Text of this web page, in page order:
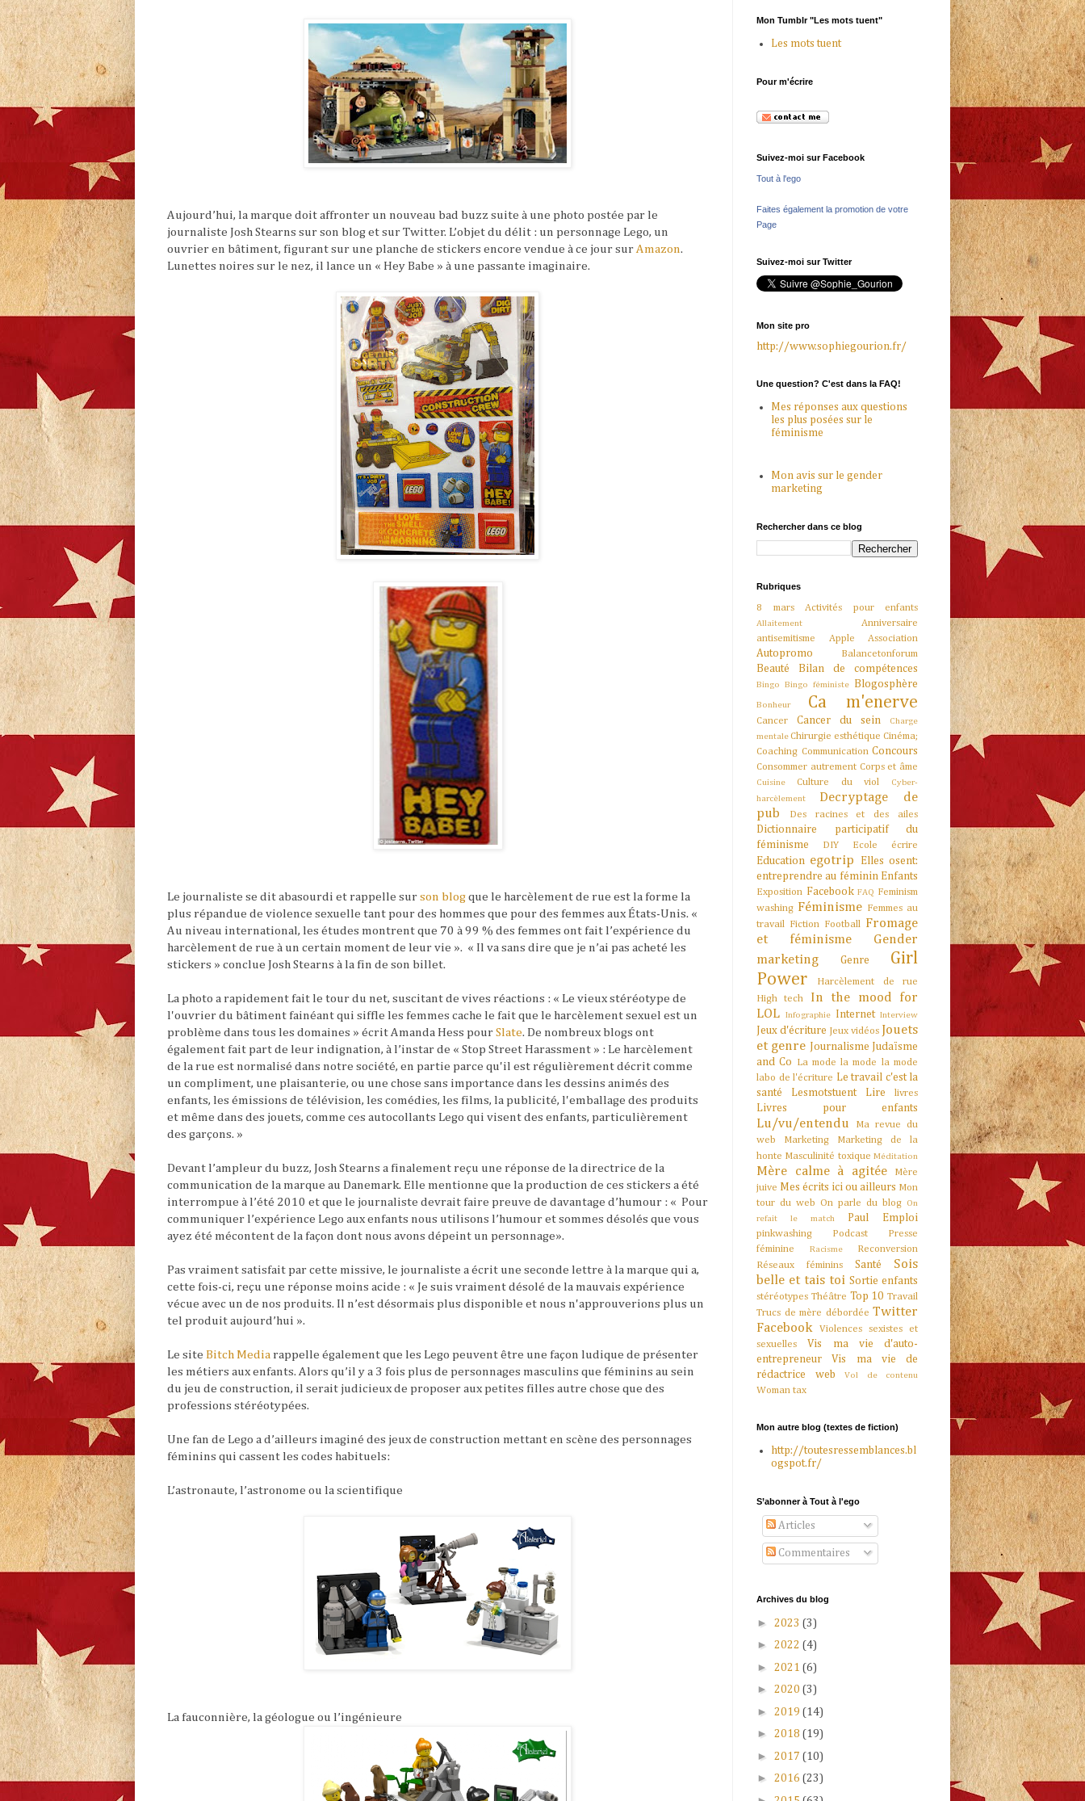
Aujourd’hui, la marque doit affronter un nouveau bad buzz suite à une photo postée par le
journaliste Josh Stearns sur son blog et sur Twitter. L’objet du délit : un personnage Lego, un
ouvrier en bâtiment, figurant sur une planche de stickers encore vendue à ce jour sur Amazon.
Lunettes noires sur le nez, il lance un « Hey Babe » à une passante imaginaire.
Le journaliste se dit abasourdi et rappelle sur son blog que le harcèlement de rue est la forme la
plus répandue de violence sexuelle tant pour des hommes que pour des femmes aux États-Unis. «
Au niveau international, les études montrent que 70 à 99 % des femmes ont fait l’expérience du
harcèlement de rue à un certain moment de leur vie ». « Il va sans dire que je n’ai pas acheté les
stickers » conclue Josh Stearns à la fin de son billet.
La photo a rapidement fait le tour du net, suscitant de vives réactions : « Le vieux stéréotype de
l'ouvrier du bâtiment fainéant qui siffle les femmes cache le fait que le harcèlement sexuel est un
problème dans tous les domaines » écrit Amanda Hess pour Slate. De nombreux blogs ont
également fait part de leur indignation, à l’instar de « Stop Street Harassment » : Le harcèlement
de la rue est normalisé dans notre société, en partie parce qu'il est régulièrement décrit comme
un compliment, une plaisanterie, ou une chose sans importance dans les dessins animés des
enfants, les émissions de télévision, les comédies, les films, la publicité, l'emballage des produits
et même dans des jouets, comme ces autocollants Lego qui visent des enfants, particulièrement
des garçons. »
Devant l’ampleur du buzz, Josh Stearns a finalement reçu une réponse de la directrice de la
communication de la marque au Danemark. Elle mentionne que la production de ces stickers a été
interrompue à l’été 2010 et que le journaliste devrait faire preuve de davantage d’humour : « Pour
communiquer l’expérience Lego aux enfants nous utilisons l’humour et sommes désolés que vous
ayez été mécontent de la façon dont nous avons dépeint un personnage».
Pas vraiment satisfait par cette missive, le journaliste a écrit une seconde lettre à la marque qui a,
cette fois-ci, reçu une réponse moins acide : « Je suis vraiment désolé de la mauvais expérience
vécue avec un de nos produits. Il n’est désormais plus disponible et nous n'approuverions plus un
tel produit aujourd’hui ».
Le site Bitch Media rappelle également que les Lego peuvent être une façon ludique de présenter
les métiers aux enfants. Alors qu’il y a 3 fois plus de personnages masculins que féminins au sein
du jeu de construction, il serait judicieux de proposer aux petites filles autre chose que des
professions stéréotypées.
Une fan de Lego a d’ailleurs imaginé des jeux de construction mettant en scène des personnages
féminins qui cassent les codes habituels:
L’astronaute, l’astronome ou la scientifique
La fauconnière, la géologue ou l’ingénieure
Mon Tumblr "Les mots tuent"
Les mots tuent
Pour m'écrire
Suivez-moi sur Facebook
Tout à l'ego
Faites également la promotion de votre
Page
Suivez-moi sur Twitter
Mon site pro
http://www.sophiegourion.fr/
Une question? C'est dans la FAQ!
Mes réponses aux questions
les plus posées sur le
féminisme
Mon avis sur le gender
marketing
Rechercher dans ce blog
Rubriques
8 mars Activités pour enfants
Allaitement
Anniversaire
antisemitisme
Apple Association
Autopromo Balancetonforum
Beauté Bilan de compétences
Bingo Bingo féministe Blogosphère
Bonheur Ca m'enerve
Cancer Cancer du sein
Charge
mentaleChirurgie esthétique Cinéma;
Coaching Communication Concours
Consommer autrement Corps et âme
Cuisine Culture du viol
Cyber-
harcèlement
Decryptage de
pub
Des racines et des ailes
Dictionnaire participatif du
féminisme
DIY Ecole écrire
Education egotrip
Elles osent:
entreprendre au féminin Enfants
Exposition Facebook FAQ Feminism
washing Féminisme Femmes au
travail Fiction Football Fromage
et féminisme
Gender
marketing
Genre
Girl
Power
Harcèlement de rue
High tech
In the mood for
LOL
Infographie Internet Interview
Jeux d'écriture Jeux vidéos Jouets
et genre
Journalisme
Judaïsme
and Co
La mode la mode la mode
labo de l'écriture Le travail c'est la
santé
Lesmotstuent Lire livres
Livres pour enfants
Lu/vu/entendu
Ma revue du
web
Marketing
Marketing de la
honte Masculinité toxique Méditation
Mère calme à agitée
Mère
juive Mes écrits ici ou ailleurs Mon
tour du web On parle du blog
On
refait le match
Paul Emploi
pinkwashing Podcast
Presse
féminine
Racisme
Reconversion
Réseaux féminins
Santé
Sois
belle et tais toi Sortie enfants
stéréotypes Théâtre Top 10 Travail
Trucs de mère débordée Twitter
Facebook
Violences sexistes et
sexuelles
Vis ma vie d'auto-
entrepreneur
Vis ma vie de
rédactrice web
Vol de contenu
Woman tax
Mon autre blog (textes de fiction)
http://toutesressemblances.bl
ogspot.fr/
S’abonner à Tout à l'ego
Articles
Commentaires
Archives du blog
► 2023 (3)
► 2022 (4)
► 2021 (6)
► 2020 (3)
► 2019 (14)
► 2018 (19)
► 2017 (10)
► 2016 (23)